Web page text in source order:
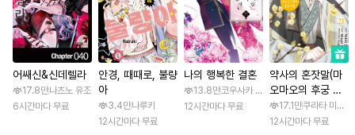
어쌔신&신데렐라
17.8만나츠노 유조
6시간마다 무료
안경, 때때로, 불량
아
3.4만나루키
12시간마다 무료
나의 행복한 결혼
13.8만코우사카 리토 / 아기토기 아쿠미
12시간마다 무료
약사의 혼잣말(마
오마오의 후궁 수
수께끼 풀이수첩)
17.1만쿠라타 미노
12시간마다 무료